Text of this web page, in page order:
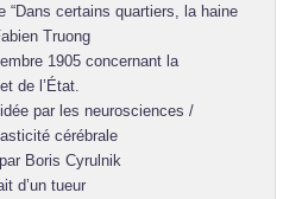
“Dans certains quartiers, la haine
Truong
1905 concernant la
de l’État.
par les neurosciences /
cérébrale
Boris Cyrulnik
d’un tueur